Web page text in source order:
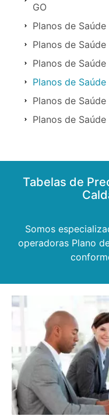
GO
Planos de
Planos de
Planos de
Planos de
Planos de
Planos de
Tabelas de
Somos
operadoras Plano